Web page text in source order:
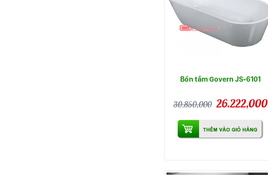
Bồn tắm Govern JS-6101
30.850,000 26.222,000